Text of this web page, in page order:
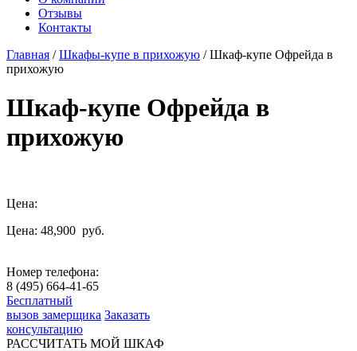
Отзывы
Контакты
Главная /Шкафы-купе в прихожую / Шкаф-купе Офрейда в
прихожую
Шкаф-купе Офрейда в
прихожую
Цена:
Цена: 48,900 руб.
Номер телефона:
8 (495) 664-41-65
Бесплатный
вызов замерщика Заказать
консультацию
РАССЧИТАТЬ МОЙ ШКАФ